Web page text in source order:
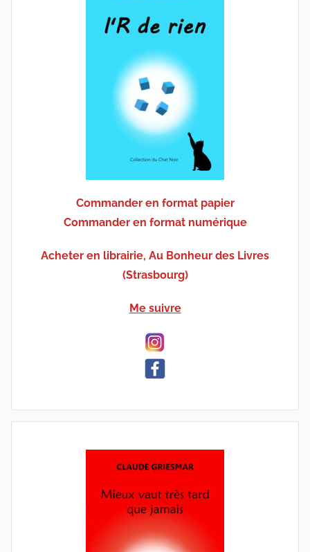
Commander en format papier
Commander en format numérique
Acheter en librairie, Au Bonheur des Livres
(Strasbourg)
Me suivre